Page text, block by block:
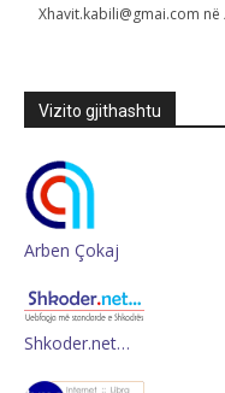
Xhavit.kabili@gmai.com në
Vizito gjithashtu
Arben Çokaj
Shkoder.net…